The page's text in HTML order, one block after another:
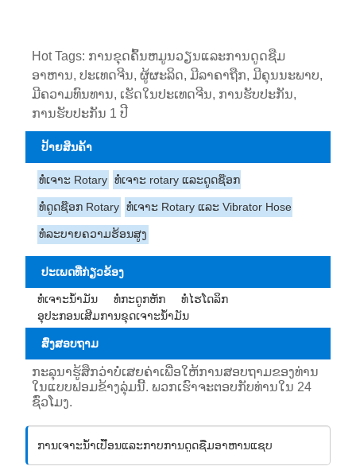
Hot Tags: ການຂຸດຄົ້ນຫມູນວຽນແລະການດູດຊືມ
ອາຫານ, ປະເທດຈີນ, ຜູ້ຜະລິດ, ມີລາຄາຖືກ, ມີຄຸນນະພາບ,
ມີຄວາມທົນທານ, ເຮັດໃນປະເທດຈີນ, ການຮັບປະກັນ,
ການຮັບປະກັນ 1 ປີ
ປ້າຍສິນຄ້າ
ທໍ່ເຈາະ Rotary ທໍ່ເຈາະ rotary ແລະດູດຊ໊ອກ
ທໍ່ດູດຊ໊ອກ Rotary ທໍ່ເຈາະ Rotary ແລະ Vibrator Hose
ທໍ່ລະບາຍຄວາມຮ້ອນສູງ
ປະເພດທີ່ກ່ຽວຂ້ອງ
ທໍ່ເຈາະນ້ຳມັນ ທໍ່ກະດູກຫັກ
ທໍ່ໄຮໂດລິກ
ອຸປະກອນເສີມການຂຸດເຈາະນ້ໍາມັນ
ສົ່ງສອບຖາມ
ກະລຸນາຮູ້ສຶກວ່າບໍ່ເສຍຄ່າເພື່ອໃຫ້ການສອບຖາມຂອງທ່ານ
ໃນແບບຟອມຂ້າງລຸ່ມນີ້. ພວກເຮົາຈະຕອບກັບທ່ານໃນ 24
ຊົ່ວໂມງ.